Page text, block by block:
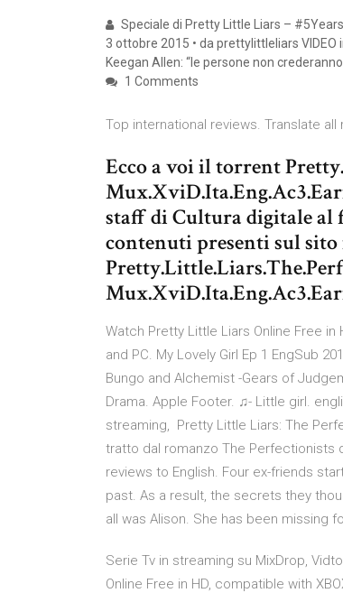
Speciale di Pretty Little Liars –
3 ottobre 2015 • da prettylittleliars
Keegan Allen: “le persone non
1 Comments
Top international reviews. Translate all
Ecco a voi il torrent
staff di Cultura digitale al
contenuti presenti sul
Watch Pretty Little Liars Online Free in
and PC. My Lovely Girl Ep 1 EngSub
Bungo and Alchemist -Gears of
Drama. Apple Footer. ♫- Little girl.
streaming, Pretty Little Liars: The
tratto dal romanzo The Perfectionists
reviews to English. Four ex-friends
past. As a result, the secrets they
all was Alison. She has been missing
Serie Tv in streaming su MixDrop,
Online Free in HD, compatible with